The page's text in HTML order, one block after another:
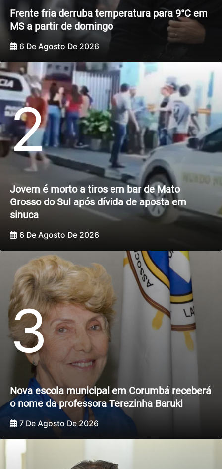
Frente fria derruba temperatura para 9°C em
MS a partir de domingo
6 De Agosto De 2026
2
Jovem é morto a tiros em bar de Mato
Grosso do Sul após dívida de aposta em
sinuca
6 De Agosto De 2026
3
Nova escola municipal em Corumbá receberá
o nome da professora Terezinha Baruki
7 De Agosto De 2026